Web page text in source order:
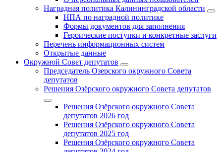
Наградная политика Калининградской области
НПА по наградной политике
Формы документов для заполнения
Героические поступки и конкретные заслуги
Перечень информационных систем
Открытые данные
Окружной Совет депутатов
Председатель Озерского окружного Совета
депутатов
Решения Озёрского окружного Совета депутатов
Решения Озёрского окружного Совета
депутатов 2026 год
Решения Озёрского окружного Совета
депутатов 2025 год
Решения Озёрского окружного Совета